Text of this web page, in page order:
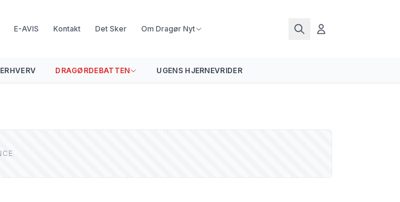
E-AVIS Kontakt Det Sker Om Dragør Nyt
ERHVERV DRAGØRDEBATTEN UGENS HJERNEVRIDER